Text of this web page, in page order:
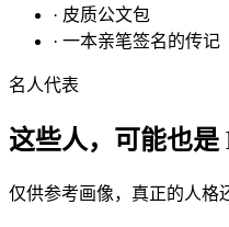
· 皮质公文包
· 一本亲笔签名的传记
名人代表
这些人，可能也是
仅供参考画像，真正的人格